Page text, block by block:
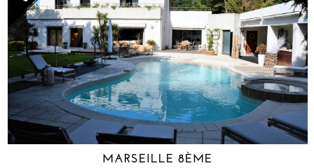
MARSEILLE 8ÈME